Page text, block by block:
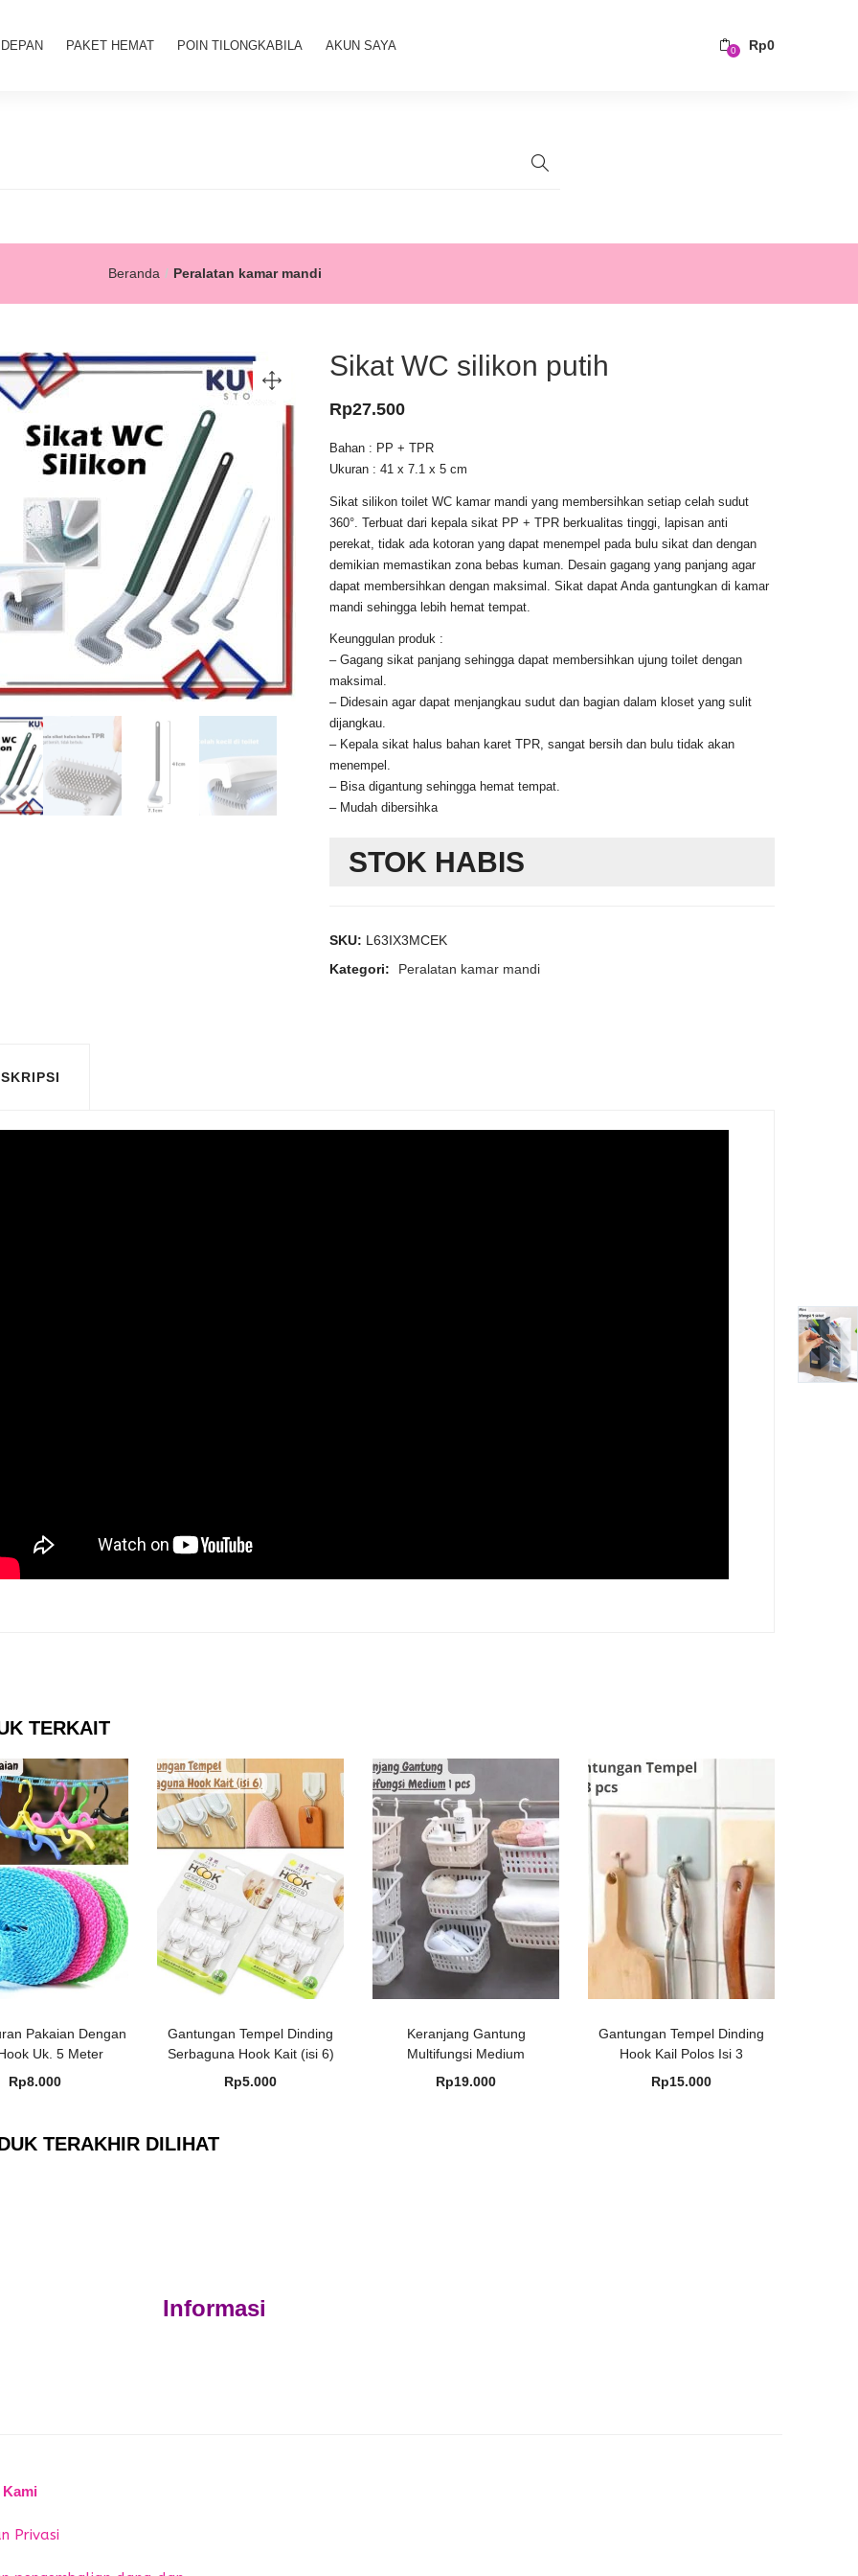
PAKET HEMAT POIN TILONGKABILA AKUN SAYA 0 Rp0
Beranda Peralatan kamar mandi
Sikat WC silikon putih
Rp27.500
Bahan : PP + TPR
Ukuran : 41 x 7.1 x 5 cm
Sikat silikon toilet WC kamar mandi yang membersihkan setiap celah sudut
360°. Terbuat dari kepala sikat PP + TPR berkualitas tinggi, lapisan anti
perekat, tidak ada kotoran yang dapat menempel pada bulu sikat dan dengan
demikian memastikan zona bebas kuman. Desain gagang yang panjang agar
dapat membersihkan dengan maksimal. Sikat dapat Anda gantungkan di kamar
mandi sehingga lebih hemat tempat.
Keunggulan produk :
– Gagang sikat panjang sehingga dapat membersihkan ujung toilet dengan
maksimal.
– Didesain agar dapat menjangkau sudut dan bagian dalam kloset yang sulit
dijangkau.
– Kepala sikat halus bahan karet TPR, sangat bersih dan bulu tidak akan
menempel.
– Bisa digantung sehingga hemat tempat.
– Mudah dibersihka
STOK HABIS
SKU: L63IX3MCEK
Kategori:
Peralatan kamar mandi
TERKAIT
Pakaian Dengan
Uk. 5 Meter
Rp8.000
Gantungan Tempel Dinding
Serbaguna Hook Kait (isi 6)
Rp5.000
Keranjang Gantung
Multifungsi Medium
Rp19.000
Gantungan Tempel Dinding
Hook Kail Polos Isi 3
Rp15.000
TERAKHIR DILIHAT
Informasi
Kami
Privasi